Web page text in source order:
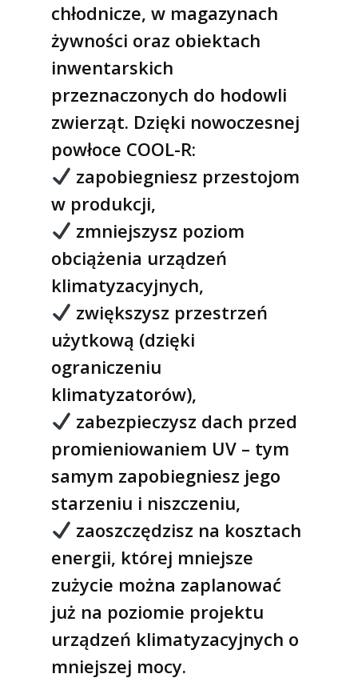
chłodnicze, w magazynach
żywności oraz obiektach
inwentarskich
przeznaczonych do hodowli
zwierząt. Dzięki nowoczesnej
powłoce COOL-R:
zapobiegniesz przestojom
w produkcji,
zmniejszysz poziom
obciążenia urządzeń
klimatyzacyjnych,
zwiększysz przestrzeń
użytkową (dzięki
ograniczeniu
klimatyzatorów),
zabezpieczysz dach przed
promieniowaniem UV – tym
samym zapobiegniesz jego
starzeniu i niszczeniu,
zaoszczędzisz na kosztach
energii, której mniejsze
zużycie można zaplanować
już na poziomie projektu
urządzeń klimatyzacyjnych o
mniejszej mocy.
Odkryj COOL-R
Realizacje
Systemy
COOL-R
coating
COOL-R Durable
Baza wiedzy
O nas
Artykuły